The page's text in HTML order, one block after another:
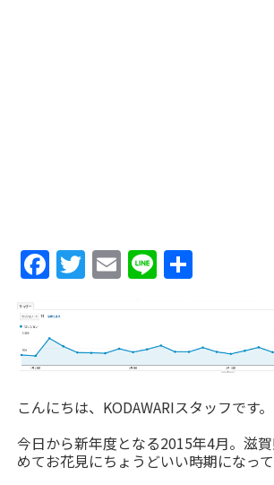
Facebook
Twitter
Email
Line
こんにちは、KODAWARIスタッフです。
今日から新年度となる2015年4月。滋
めてお花見にちょうどいい時期になって